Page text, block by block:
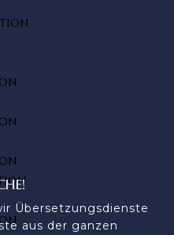
Übersetzungsdienste
aus der ganzen